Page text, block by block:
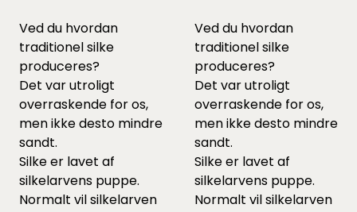
Ved du hvordan
traditionel silke
produceres?
Det var utroligt
overraskende for os,
men ikke desto mindre
sandt.
Silke er lavet af
silkelarvens puppe.
Normalt vil silkelarven
Ved du hvordan
traditionel silke
produceres?
Det var utroligt
overraskende for os,
men ikke desto mindre
sandt.
Silke er lavet af
silkelarvens puppe.
Normalt vil silkelarven